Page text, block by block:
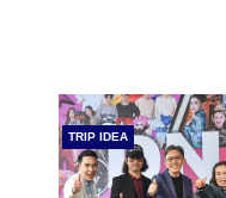
TRIP IDEA